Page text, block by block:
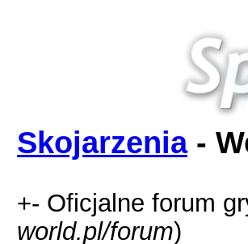
Skojarzenia-
+- Oficjalne forum
world.pl/forum)